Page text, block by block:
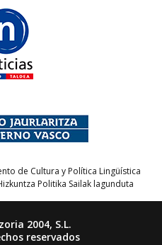
de Cultura y Política Lingüística
Politika Sailak lagunduta
2004, S.L.
reservados